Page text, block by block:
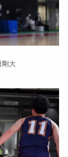
剛大